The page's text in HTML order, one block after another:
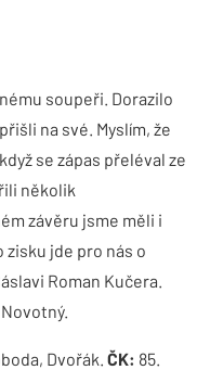
soupeři. Dorazilo
na své. Myslím, že
se zápas přeléval ze
několik
závěru jsme měli i
jde pro nás o
Roman Kučera.
Dvořák. ČK: 85.